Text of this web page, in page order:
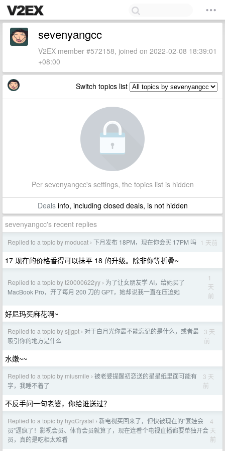
sevenyangcc
V2EX member #572158, joined on 2022-02-08 18:39:01
+08:00
Switch topics list
Per sevenyangcc's settings, the topics list is hidden
Dealsinfo, including closed deals, is not hidden
sevenyangcc's recent replies
Replied to a topic by moducat › 下月发布 18PM，现在你会买 17PM 吗 1 天前
17 现在的价格香得可以抹平 18 的升级。除非你等折叠~
Replied to a topic by t20000622yy › 为了让女朋友学 AI，给她买了
MacBook Pro，开了每月 200 刀的 GPT，她却说我一直在压迫她
1
天
前
好尼玛买麻花啊~
Replied to a topic by sjjgpt › 对于白月光你最不能忘记的是什么，或者最
吸引你的地方是什么
3 天
前
水嫩~~
Replied to a topic by miusmile › 被老婆提醒初恋送的星星纸里面可能有
字，我睡不着了
3 天
前
不反手问一句老婆，你给谁送过？
Replied to a topic by hyqCrystal › 新电视买回来了，但快被现在的“套娃会
员”逼疯了！影视会员、体育会员就算了，现在连看个电视直播都要单独开会
员，真的是吃相太难看
4
天
前